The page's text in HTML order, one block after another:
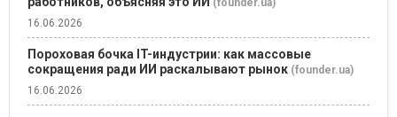
16.06.2026
Пороховая бочка IT-индустрии: как массовые
сокращения ради ИИ раскалывают рынок (founder.ua)
16.06.2026